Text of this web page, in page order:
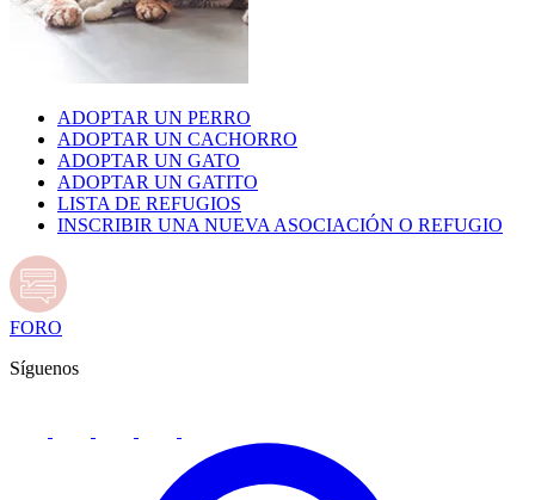
ADOPTAR UN PERRO
ADOPTAR UN CACHORRO
ADOPTAR UN GATO
ADOPTAR UN GATITO
LISTA DE REFUGIOS
INSCRIBIR UNA NUEVA ASOCIACIÓN O REFUGIO
FORO
Síguenos